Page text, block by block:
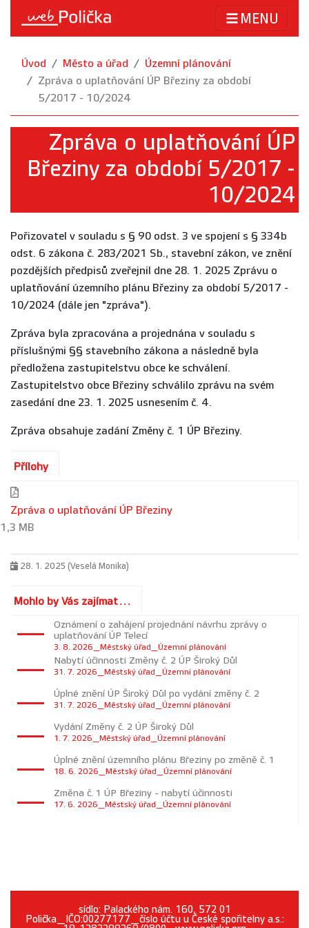
MENU
Úvod Město a úřad
Územní plánování
Zpráva o uplatňování ÚP Březiny za období
5/2017 - 10/2024
Zpráva o uplatňování ÚP
Březiny za období 5/2017 -
10/2024
Pořizovatel v souladu s § 90 odst. 3 ve spojení s § 334b
odst. 6 zákona č. 283/2021 Sb., stavební zákon, ve znění
pozdějších předpisů zveřejnil dne 28. 1. 2025 Zprávu o
uplatňování územního plánu Březiny za období 5/2017 -
10/2024 (dále jen "zpráva").
Zpráva byla zpracována a projednána v souladu s
příslušnými §§ stavebního zákona a následně byla
předložena zastupitelstvu obce ke schválení.
Zastupitelstvo obce Březiny schválilo zprávu na svém
zasedání dne 23. 1. 2025 usnesením č. 4.
Zpráva obsahuje zadání Změny č. 1 ÚP Březiny.
Přílohy
Zpráva o uplatňování ÚP Březiny
1,3 MB
28. 1. 2025 (Veselá Monika)
Mohlo by Vás zajímat...
Oznámení o zahájení projednání návrhu zprávy o
uplatňování ÚP Telecí
3. 8. 2026_Městský úřad_Územní plánování
Nabytí účinnosti Změny č. 2 ÚP Široký Důl
31. 7. 2026_Městský úřad_Územní plánování
Úplné znění ÚP Široký Důl po vydání změny č. 2
31. 7. 2026_Městský úřad_Územní plánování
Vydání Změny č. 2 ÚP Široký Důl
1. 7. 2026_Městský úřad_Územní plánování
Úplné znění územního plánu Březiny po změně č. 1
18. 6. 2026_Městský úřad_Územní plánování
Změna č. 1 ÚP Březiny - nabytí účinnosti
17. 6. 2026_Městský úřad_Územní plánování
sídlo: Palackého nám. 160, 572 01
Polička_IČO:00277177_číslo účtu u České spořitelny a.s.: